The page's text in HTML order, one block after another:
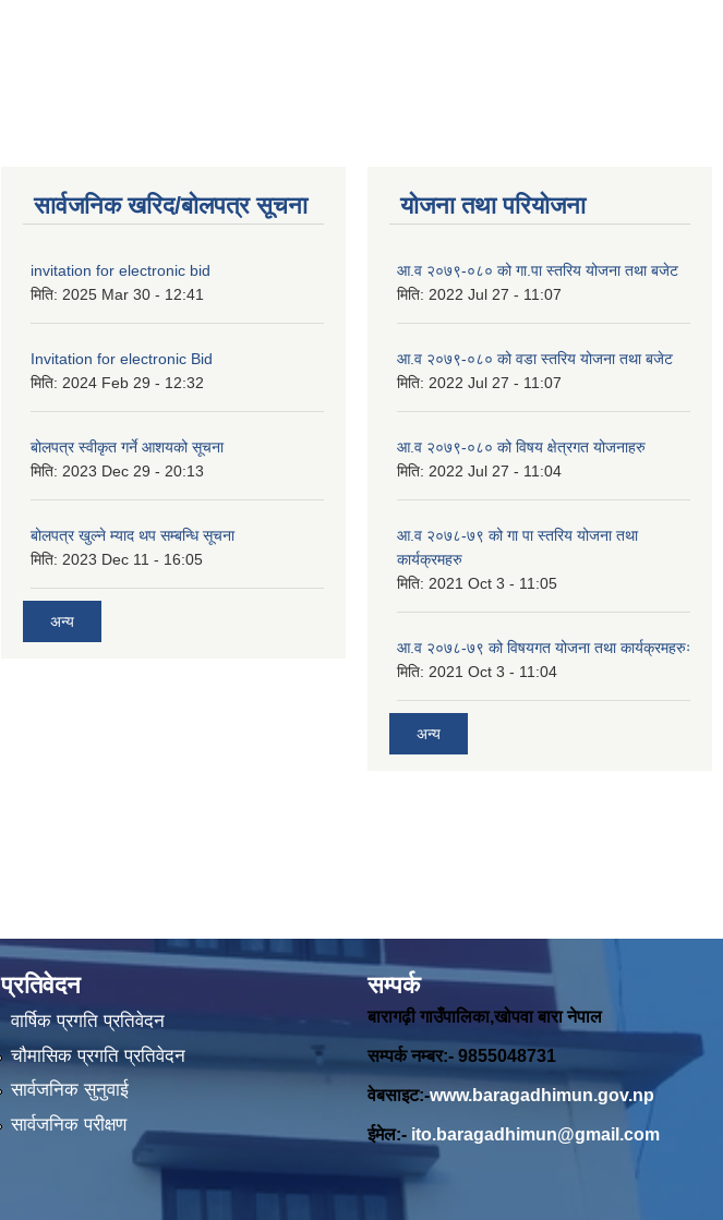
सार्वजनिक खरिद/बोलपत्र सूचना
invitation for electronic bid
मिति: 2025 Mar 30 - 12:41
Invitation for electronic Bid
मिति: 2024 Feb 29 - 12:32
बोलपत्र स्वीकृत गर्ने आशयको सूचना
मिति: 2023 Dec 29 - 20:13
बोलपत्र खुल्ने म्याद थप सम्बन्धि सूचना
मिति: 2023 Dec 11 - 16:05
अन्य
योजना तथा परियोजना
आ.व २०७९-०८० को गा.पा स्तरिय योजना तथा बजेट
मिति: 2022 Jul 27 - 11:07
आ.व २०७९-०८० को वडा स्तरिय योजना तथा बजेट
मिति: 2022 Jul 27 - 11:07
आ.व २०७९-०८० को विषय क्षेत्रगत योजनाहरु
मिति: 2022 Jul 27 - 11:04
आ.व २०७८-७९ को गा पा स्तरिय योजना तथा
कार्यक्रमहरु
मिति: 2021 Oct 3 - 11:05
आ.व २०७८-७९ को विषयगत योजना तथा कार्यक्रमहरुः
मिति: 2021 Oct 3 - 11:04
अन्य
प्रतिवेदन
वार्षिक प्रगति प्रतिवेदन
चौमासिक प्रगति प्रतिवेदन
सार्वजनिक सुनुवाई
सार्वजनिक परीक्षण
सम्पर्क
बारागढ़ी गाउँपालिका,खोपवा बारा नेपाल
सम्पर्क नम्बर:- 9855048731
वेबसाइट:-www.baragadhimun.gov.np
ईमेल:- ito.baragadhimun@gmail.com